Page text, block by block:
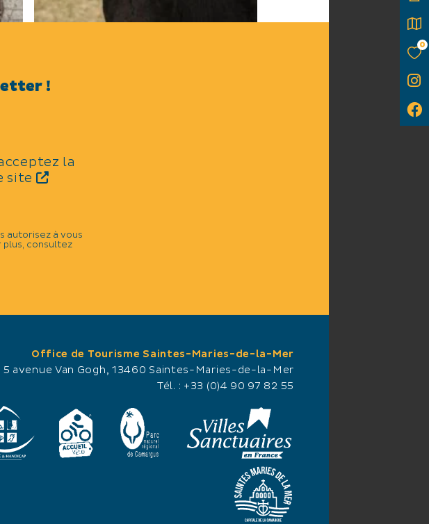
Saintois et sont associés aux fêtes.
0
!
la
site
autorisez à vous
consultez
Office de Tourisme Saintes-Maries-de-la-Mer
5 avenue Van Gogh, 13460 Saintes-Maries-de-la-Mer
Tél. : +33 (0)4 90 97 82 55